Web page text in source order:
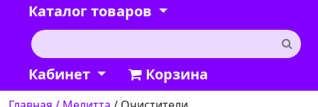
Каталог товаров
Кабинет Корзина